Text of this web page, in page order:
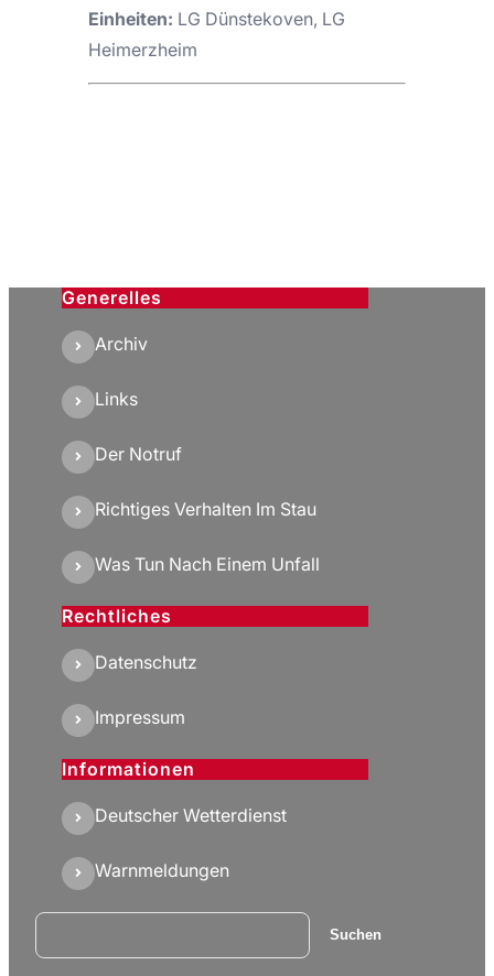
Einheiten: LG Dünstekoven, LG
Heimerzheim
Generelles
Archiv
Links
Der Notruf
Richtiges Verhalten Im Stau
Was Tun Nach Einem Unfall
Rechtliches
Datenschutz
Impressum
Informationen
Deutscher Wetterdienst
Warnmeldungen
Suchen Suchen